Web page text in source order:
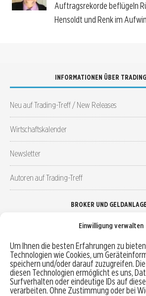
Einwilligung verwalten
Um Ihnen die besten Erfahrungen zu
Technologien wie Cookies, um
speichern und/oder darauf zuzugreifen.
diesen Technologien ermöglicht es uns,
Surfverhalten oder eindeutige IDs auf
verarbeiten. Ohne Zustimmung oder bei
Auftragsrekorde beflügeln
Hensoldt und Renk im
INFORMATIONEN ÜBER
Neu auf Trading-Treff / New Releases
Wirtschaftskalender
Newsletter
Autoren auf Trading-Treff
BROKER UND
Robo-Advisor vergleichen
Depotvergleich